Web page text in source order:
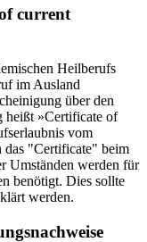
current
Heilberufs
im Ausland
über den
heißt »Certificate of
vom
das "Certificate" beim
Umständen werden für
benötigt. Dies sollte
werden.